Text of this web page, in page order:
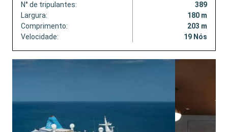
N° de tripulantes:
389
Largura:
180 m
Comprimento:
203 m
Velocidade:
19 Nós